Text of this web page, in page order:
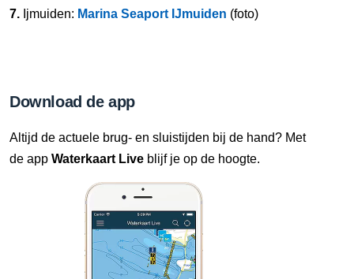
7. Ijmuiden: Marina Seaport IJmuiden (foto)
Download de app
Altijd de actuele brug- en sluistijden bij de hand? Met
de app Waterkaart Live blijf je op de hoogte.